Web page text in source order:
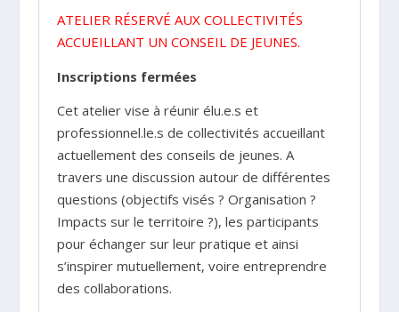
ATELIER RÉSERVÉ AUX COLLECTIVITÉS
ACCUEILLANT UN CONSEIL DE JEUNES.
Inscriptions fermées
Cet atelier vise à réunir élu.e.s et
professionnel.le.s de collectivités accueillant
actuellement des conseils de jeunes. A
travers une discussion autour de différentes
questions (objectifs visés ? Organisation ?
Impacts sur le territoire ?), les participants
pour échanger sur leur pratique et ainsi
s’inspirer mutuellement, voire entreprendre
des collaborations.